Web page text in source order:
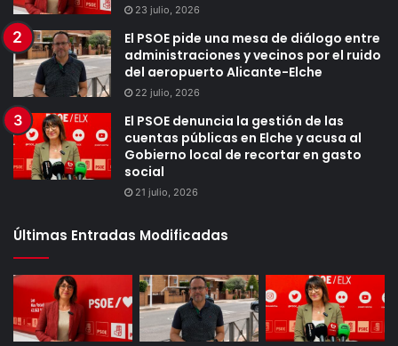
23 julio, 2026
El PSOE pide una mesa de diálogo entre
administraciones y vecinos por el ruido
del aeropuerto Alicante-Elche
22 julio, 2026
El PSOE denuncia la gestión de las
cuentas públicas en Elche y acusa al
Gobierno local de recortar en gasto
social
21 julio, 2026
Últimas Entradas Modificadas